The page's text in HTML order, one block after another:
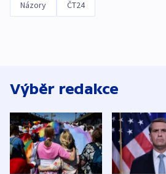
Názory ČT24
Výběr redakce